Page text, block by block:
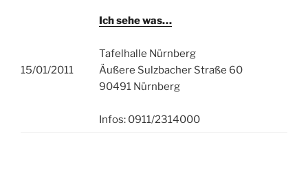
15/01/2011
Ich sehe was…
Tafelhalle Nürnberg
Äußere Sulzbacher Straße 60
90491 Nürnberg
Infos: 0911/2314000